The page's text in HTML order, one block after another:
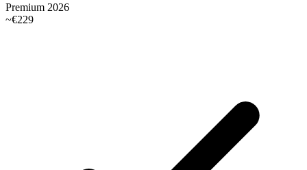
Premium 2026
~€229